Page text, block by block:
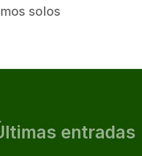
solos
entradas